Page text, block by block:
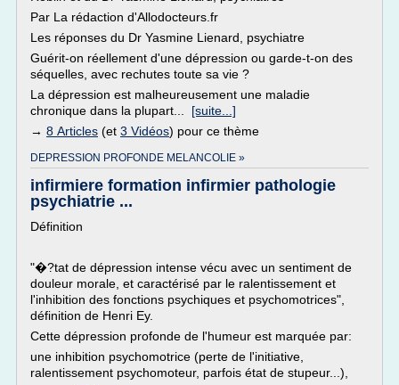
Par La rédaction d'Allodocteurs.fr
Les réponses du Dr Yasmine Lienard, psychiatre
Guérit-on réellement d'une dépression ou garde-t-on des
séquelles, avec rechutes toute sa vie ?
La dépression est malheureusement une maladie
chronique dans la plupart... [suite...]
→ 8 Articles (et 3 Vidéos) pour ce thème
DEPRESSION PROFONDE MELANCOLIE »
infirmiere formation infirmier pathologie
psychiatrie ...
Définition
"�?tat de dépression intense vécu avec un sentiment de
douleur morale, et caractérisé par le ralentissement et
l'inhibition des fonctions psychiques et psychomotrices",
définition de Henri Ey.
Cette dépression profonde de l'humeur est marquée par:
une inhibition psychomotrice (perte de l'initiative,
ralentissement psychomoteur, parfois état de stupeur...),